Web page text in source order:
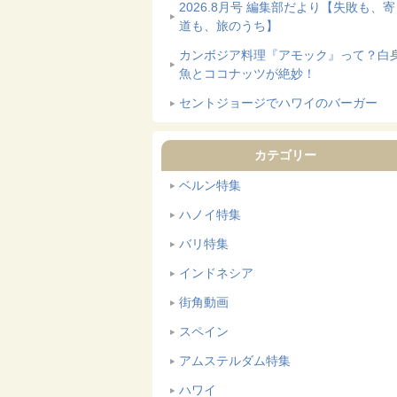
2026.8月号 編集部だより【失敗も、
道も、旅のうち】
カンボジア料理『アモック』って？白
魚とココナッツが絶妙！
セントジョージでハワイのバーガー
カテゴリー
ベルン特集
ハノイ特集
バリ特集
インドネシア
街角動画
スペイン
アムステルダム特集
ハワイ